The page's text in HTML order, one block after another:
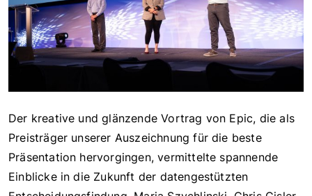
Der kreative und glänzende Vortrag von Epic, die als
Preisträger unserer Auszeichnung für die beste
Präsentation hervorgingen, vermittelte spannende
Einblicke in die Zukunft der datengestützten